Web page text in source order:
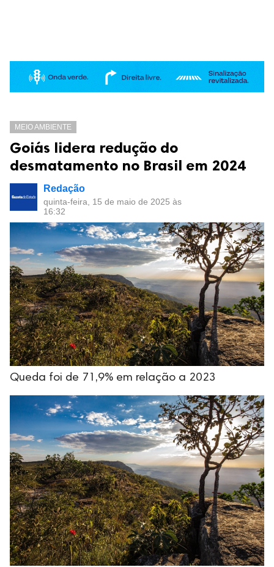
MEIO AMBIENTE
Goiás lidera redução do
desmatamento no Brasil em 2024
Redação
quinta-feira, 15 de maio de 2025 às
16:32
Queda foi de 71,9% em relação a 2023